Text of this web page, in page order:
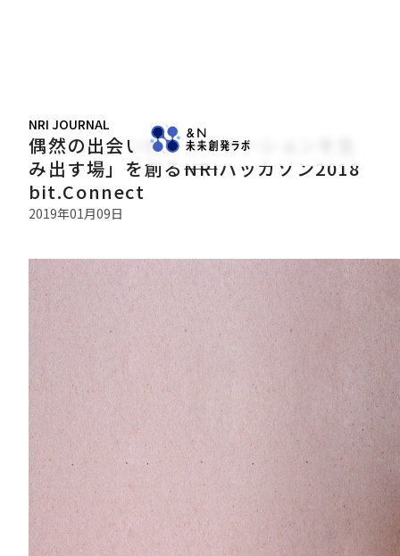
NRI JOURNAL
偶然の出会いが「イノベーションを生
み出す場」を創る――NRIハッカソン2018
bit.Connect
2019年01月09日